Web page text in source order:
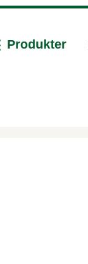
Produkter